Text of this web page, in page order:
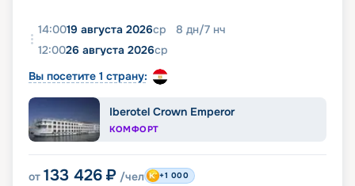
14:0019 августа 2026ср 8 дн/7 нч
12:0026 августа 2026ср
Вы посетите 1 страну:
Iberotel Crown Emperor
КОМФОРТ
от 133 426 ₽ /чел +1 000